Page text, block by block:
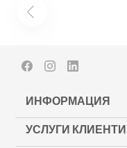
FacebookInstagram
ИНФОРМАЦИЯ
УСЛУГИ КЛИЕНТИ